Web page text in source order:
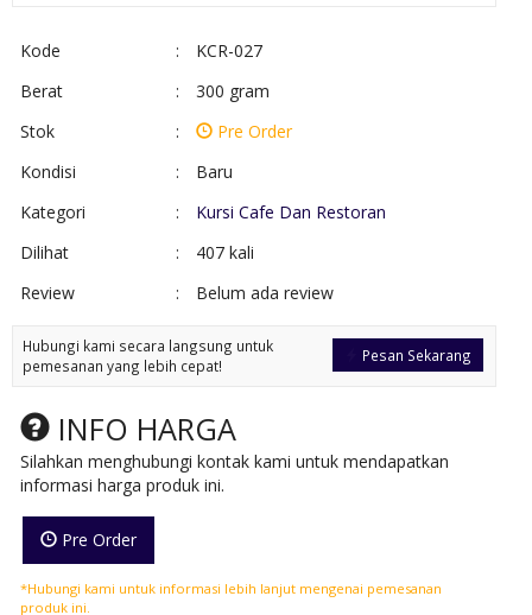
Kode :
KCR-027
Berat
:
300 gram
Stok
:
Pre Order
Kondisi
:
Baru
Kategori
:
Kursi Cafe Dan Restoran
Dilihat
:
407 kali
Review
: Belum ada review
Pesan Sekarang
Hubungi kami secara langsung untuk
pemesanan yang lebih cepat!
INFO HARGA
Silahkan menghubungi kontak kami untuk mendapatkan
informasi harga produk ini.
Pre Order
*Hubungi kami untuk informasi lebih lanjut mengenai pemesanan
produk ini.